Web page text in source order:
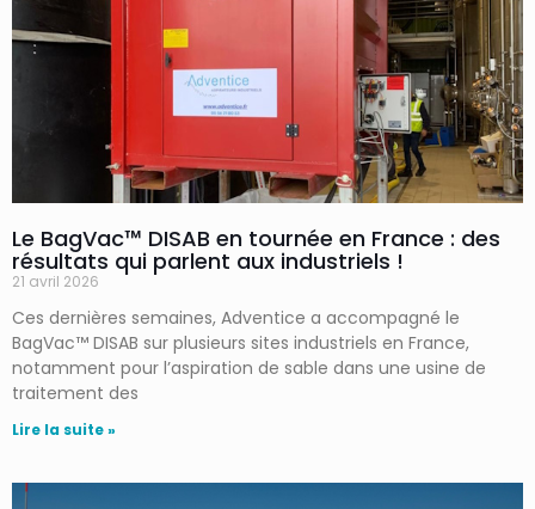
Le BagVac™ DISAB en tournée en France : des
résultats qui parlent aux industriels !
21 avril 2026
Ces dernières semaines, Adventice a accompagné le
BagVac™ DISAB sur plusieurs sites industriels en France,
notamment pour l’aspiration de sable dans une usine de
traitement des
Lire la suite »